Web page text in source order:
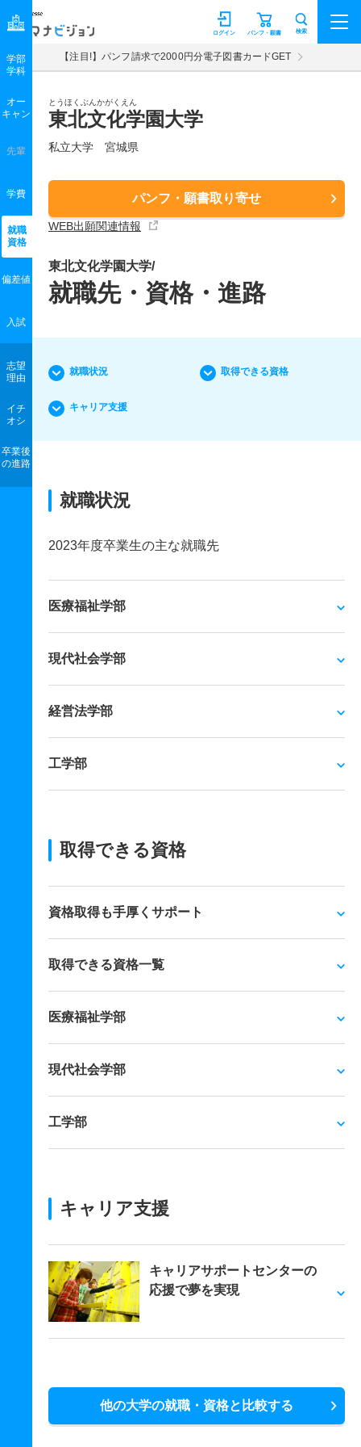
マナビジョン パンフ・願書
ログイン 検索
【注目!】パンフ請求で2000円分電子図書カードGET
とうほくぶんかがくえん
東北文化学園大学
私立大学 宮城県
パンフ・願書取り寄せ
WEB出願関連情報
学部
学科
オー
キャン
先輩
学費
就職
資格
偏差値
入試
志望
理由
イチ
オシ
卒業後
の進路
東北文化学園大学/
就職先・資格・進路
就職状況 取得できる資格
キャリア支援
就職状況
2023年度卒業生の主な就職先
医療福祉学部
現代社会学部
経営法学部
工学部
取得できる資格
資格取得も手厚くサポート
取得できる資格一覧
医療福祉学部
現代社会学部
工学部
キャリア支援
キャリアサポートセンターの
応援で夢を実現
他の大学の就職・資格と比較する